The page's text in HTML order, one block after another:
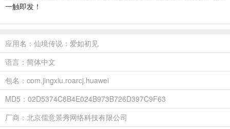
一触即发！
应用名：仙境传说：爱如初见
语言：简体中文
包名：com.jingxiu.roarcj.huawei
MD5：02D5374C8B4E024B973B726D397C9F63
厂商：北京儒意景秀网络科技有限公司